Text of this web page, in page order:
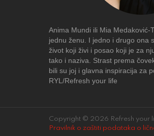
Anima Mundi ili Mia Medaković-
jednu ženu. I jedno i drugo ona
život koji živi i posao koji je za
tako i naziva. Strast prema
bili su joj i glavna inspiracija za
RYL/Refresh your life
Copyright © 2026 Refresh your
Pravilnik o zaštiti podataka o